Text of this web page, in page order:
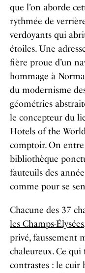
que l’on aborde
rythmée de
verdoyants qui
étoiles. Une
fière proue d’un
hommage à
du modernisme
géométries
le concepteur du
Hotels of the
comptoir. On
bibliothèque
fauteuils des
comme pour se
Chacune des 37
les Champs-Élysées,
privé, faussement
chaleureux. Ce qui
contrastes : le cuir